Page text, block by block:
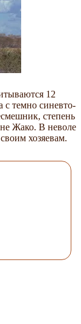
12
с темно синевто-
степень
Жако. В неволе
хозяевам.